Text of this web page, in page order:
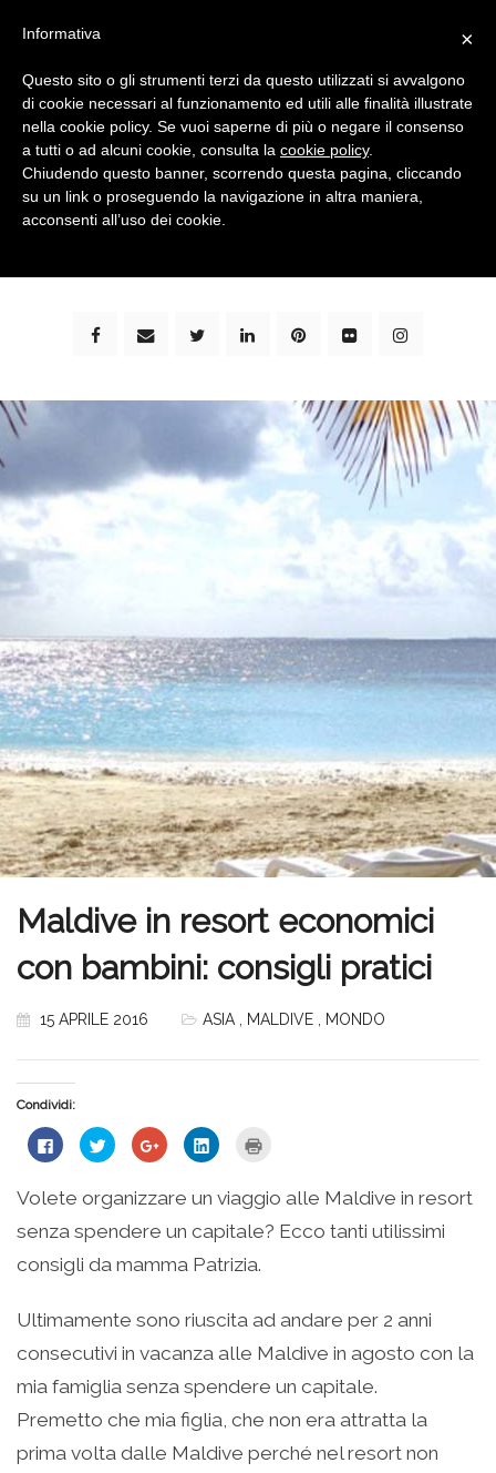
bimbi e viaggi - family travel blog: community #1 in
Maldive in resort economici
con bambini: consigli pratici
15 APRILE 2016 ASIA MALDIVE MONDO
Condividi:
Fai
clic
su
Facebook
apre
una
nuova
Fai
clic
condividere
su
Twitter
(Si
in
una
Fai
clic
condividere
su
(Si
in
una
Fai
clic
condividere
su
LinkedIn
(Si
apre
in
una
stampare
(Si
apre
in
Volete organizzare un viaggio alle Maldive in resort
senza spendere un capitale? Ecco tanti utilissimi
consigli da mamma Patrizia.
Ultimamente sono riuscita ad andare per 2 anni
consecutivi in vacanza alle Maldive in agosto con la
mia famiglia senza spendere un capitale.
Premetto che mia figlia, che non era attratta la
prima volta dalle Maldive perché nel resort non
×
Informativa
Questo sito o gli strumenti terzi da questo utilizzati si avvalgono
di cookie necessari al funzionamento ed utili alle finalità illustrate
nella cookie policy. Se vuoi saperne di più o negare il consenso
a tutti o ad alcuni cookie, consulta la cookie policy.
Chiudendo questo banner, scorrendo questa pagina, cliccando
su un link o proseguendo la navigazione in altra maniera,
acconsenti all’uso dei cookie.